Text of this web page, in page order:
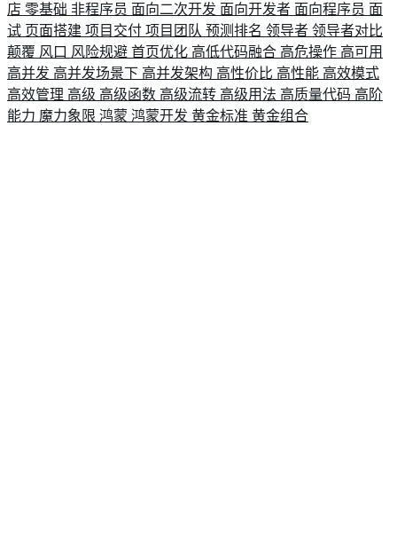
店 零基础 非程序员 面向二次开发 面向开发者 面向程序员 面
试 页面搭建 项目交付 项目团队 预测排名 领导者 领导者对比
颠覆 风口 风险规避 首页优化 高低代码融合 高危操作 高可用
高并发 高并发场景下 高并发架构 高性价比 高性能 高效模式
高效管理 高级 高级函数 高级流转 高级用法 高质量代码 高阶
能力 魔力象限 鸿蒙 鸿蒙开发 黄金标准 黄金组合